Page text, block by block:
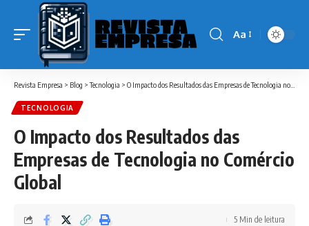
Font
Aa
Revista Empresa > Blog >Tecnologia > O Impacto dos Resultados das Empresas de Tecnologia no Comércio Global
TECNOLOGIA
O Impacto dos Resultados das
Empresas de Tecnologia no Comércio
Global
5 Min de leitura